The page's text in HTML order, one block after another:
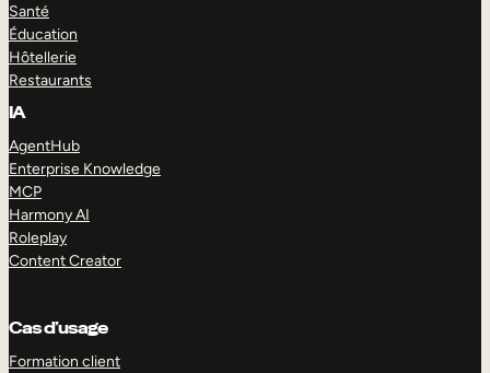
Santé
Éducation
Hôtellerie
Restaurants
IA
AgentHub
Enterprise Knowledge
MCP
Harmony AI
Roleplay
Content Creator
Cas d’usage
Formation client